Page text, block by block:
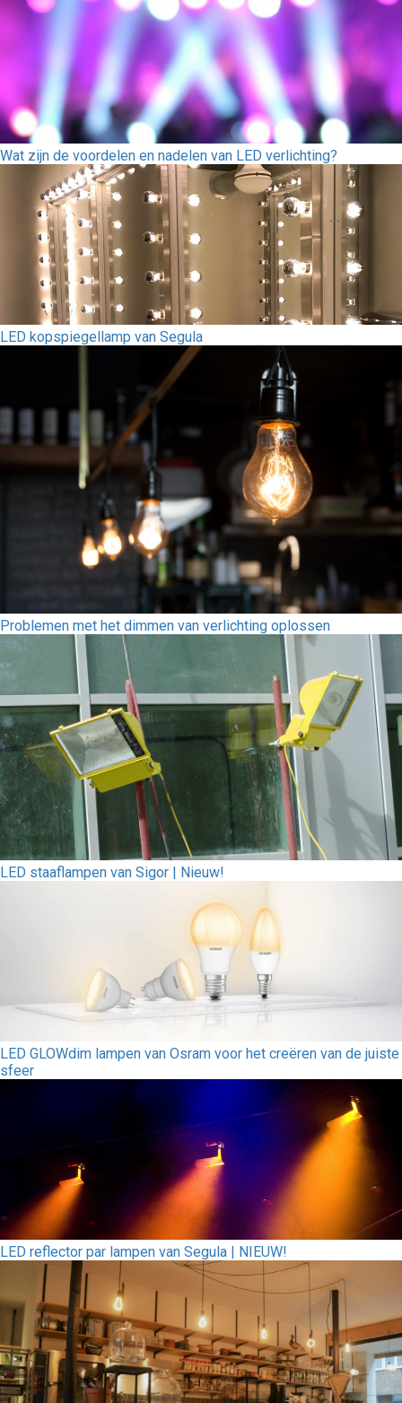
Wat zijn de voordelen en nadelen van LED verlichting?
LED kopspiegellamp van Segula
Problemen met het dimmen van verlichting oplossen
LED staaflampen van Sigor | Nieuw!
LED GLOWdim lampen van Osram voor het creëren van de juiste
sfeer
LED reflector par lampen van Segula | NIEUW!